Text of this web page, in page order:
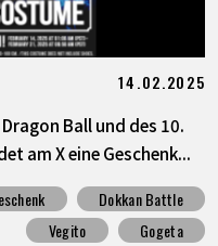
14.02.2025
Ball und des 10.
am X eine Geschenk...
Dokkan Battle
Vegito
Gogeta